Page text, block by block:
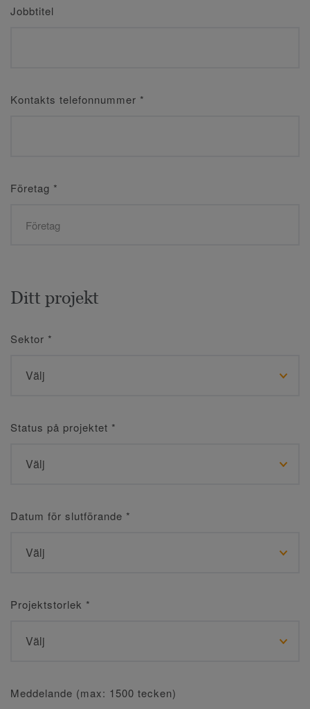
Jobbtitel
Kontakts telefonnummer *
Företag *
Ditt projekt
Sektor *
Status på projektet *
Datum för slutförande *
Projektstorlek *
Meddelande (max: 1500 tecken)